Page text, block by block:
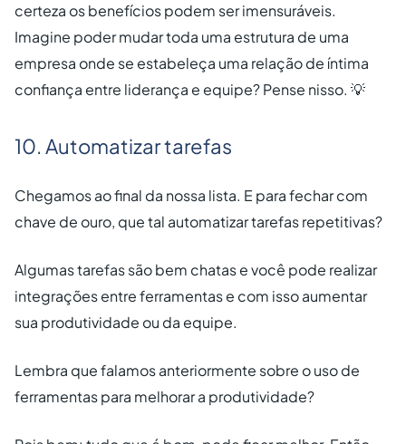
certeza os benefícios podem ser imensuráveis.
Imagine poder mudar toda uma estrutura de uma
empresa onde se estabeleça uma relação de íntima
confiança entre liderança e equipe? Pense nisso. 💡
10. Automatizar tarefas
Chegamos ao final da nossa lista. E para fechar com
chave de ouro, que tal automatizar tarefas repetitivas?
Algumas tarefas são bem chatas e você pode realizar
integrações entre ferramentas e com isso aumentar
sua produtividade ou da equipe.
Lembra que falamos anteriormente sobre o uso de
ferramentas para melhorar a produtividade?